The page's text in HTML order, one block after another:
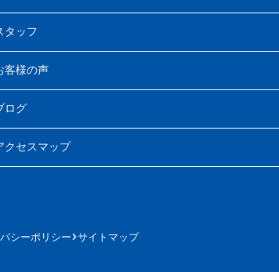
タッフ
客様の声
ログ
クセスマップ
シーポリシー サイトマップ